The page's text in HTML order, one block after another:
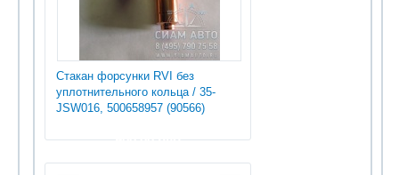
Стакан форсунки RVI без
уплотнительного кольца / 35-
JSW016, 500658957 (90566)
900.00 руб